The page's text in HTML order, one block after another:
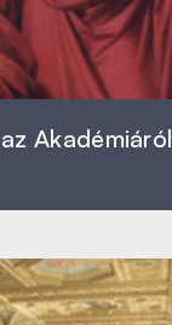
Akadémiáról